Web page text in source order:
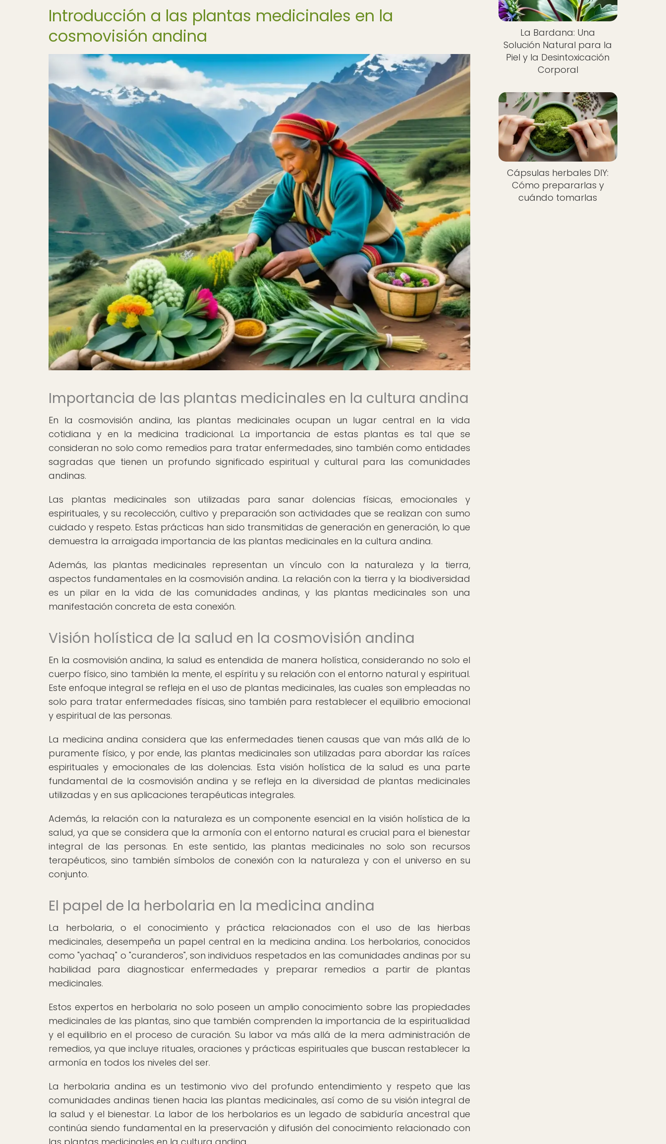
Introducción a las plantas medicinales en la
cosmovisión andina
Importancia de las plantas medicinales en la cultura andina
En la cosmovisión andina, las plantas medicinales ocupan un lugar central en la vida
cotidiana y en la medicina tradicional. La importancia de estas plantas es tal que se
consideran no solo como remedios para tratar enfermedades, sino también como entidades
sagradas que tienen un profundo significado espiritual y cultural para las comunidades
andinas.
Las plantas medicinales son utilizadas para sanar dolencias físicas, emocionales y
espirituales, y su recolección, cultivo y preparación son actividades que se realizan con sumo
cuidado y respeto. Estas prácticas han sido transmitidas de generación en generación, lo que
demuestra la arraigada importancia de las plantas medicinales en la cultura andina.
Además, las plantas medicinales representan un vínculo con la naturaleza y la tierra,
aspectos fundamentales en la cosmovisión andina. La relación con la tierra y la biodiversidad
es un pilar en la vida de las comunidades andinas, y las plantas medicinales son una
manifestación concreta de esta conexión.
Visión holística de la salud en la cosmovisión andina
En la cosmovisión andina, la salud es entendida de manera holística, considerando no solo el
cuerpo físico, sino también la mente, el espíritu y su relación con el entorno natural y espiritual.
Este enfoque integral se refleja en el uso de plantas medicinales, las cuales son empleadas no
solo para tratar enfermedades físicas, sino también para restablecer el equilibrio emocional
y espiritual de las personas.
La medicina andina considera que las enfermedades tienen causas que van más allá de lo
puramente físico, y por ende, las plantas medicinales son utilizadas para abordar las raíces
espirituales y emocionales de las dolencias. Esta visión holística de la salud es una parte
fundamental de la cosmovisión andina y se refleja en la diversidad de plantas medicinales
utilizadas y en sus aplicaciones terapéuticas integrales.
Además, la relación con la naturaleza es un componente esencial en la visión holística de la
salud, ya que se considera que la armonía con el entorno natural es crucial para el bienestar
integral de las personas. En este sentido, las plantas medicinales no solo son recursos
terapéuticos, sino también símbolos de conexión con la naturaleza y con el universo en su
conjunto.
El papel de la herbolaria en la medicina andina
La herbolaria, o el conocimiento y práctica relacionados con el uso de las hierbas
medicinales, desempeña un papel central en la medicina andina. Los herbolarios, conocidos
como "yachaq" o "curanderos", son individuos respetados en las comunidades andinas por su
habilidad para diagnosticar enfermedades y preparar remedios a partir de plantas
medicinales.
Estos expertos en herbolaria no solo poseen un amplio conocimiento sobre las propiedades
medicinales de las plantas, sino que también comprenden la importancia de la espiritualidad
y el equilibrio en el proceso de curación. Su labor va más allá de la mera administración de
remedios, ya que incluye rituales, oraciones y prácticas espirituales que buscan restablecer la
armonía en todos los niveles del ser.
La herbolaria andina es un testimonio vivo del profundo entendimiento y respeto que las
comunidades andinas tienen hacia las plantas medicinales, así como de su visión integral de
la salud y el bienestar. La labor de los herbolarios es un legado de sabiduría ancestral que
continúa siendo fundamental en la preservación y difusión del conocimiento relacionado con
La Bardana: Una
Solución Natural para la
Piel y la Desintoxicación
Corporal
Cápsulas herbales DIY:
Cómo prepararlas y
cuándo tomarlas